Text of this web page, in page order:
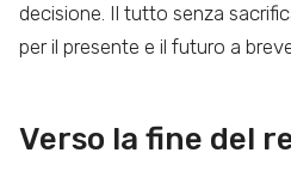
decisione. Il tutto senza
per il presente e il futuro a
Verso la fine del